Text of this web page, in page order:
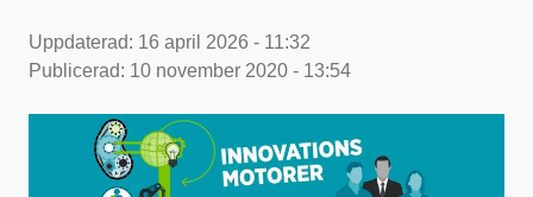
Uppdaterad: 16 april 2026 - 11:32
Publicerad: 10 november 2020 - 13:54